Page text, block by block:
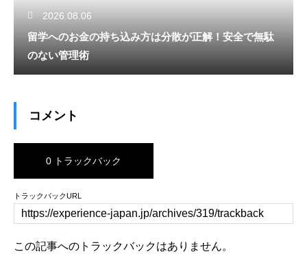
2026.08.06
留学へのお金の持ち込み方は分散が正解！安全で無駄
のない管理術
コメント
0 トラックバック
トラックバックURL
この記事へのトラックバックはありません。